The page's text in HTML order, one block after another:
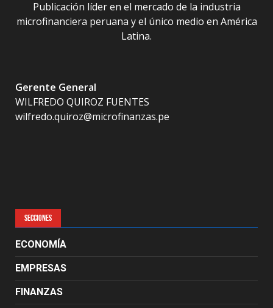
Publicación líder en el mercado de la industria
microfinanciera peruana y el único medio en América
Latina.
Gerente General
WILFREDO QUIROZ FUENTES
wilfredo.quiroz@microfinanzas.pe
SECCIONES
ECONOMÍA
EMPRESAS
FINANZAS